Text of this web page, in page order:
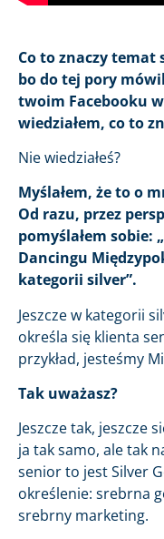
Co to znaczy temat
bo do tej pory
twoim Facebooku
wiedziałem, co to
Nie wiedziałeś?
Myślałem, że to o
Od razu, przez
pomyślałem sobie:
Dancingu
kategorii silver”.
Jeszcze w kategorii
określa się klienta
przykład, jesteśmy
Tak uważasz?
Jeszcze tak, jeszcze
ja tak samo, ale tak
senior to jest Silver
określenie: srebrna
srebrny marketing.